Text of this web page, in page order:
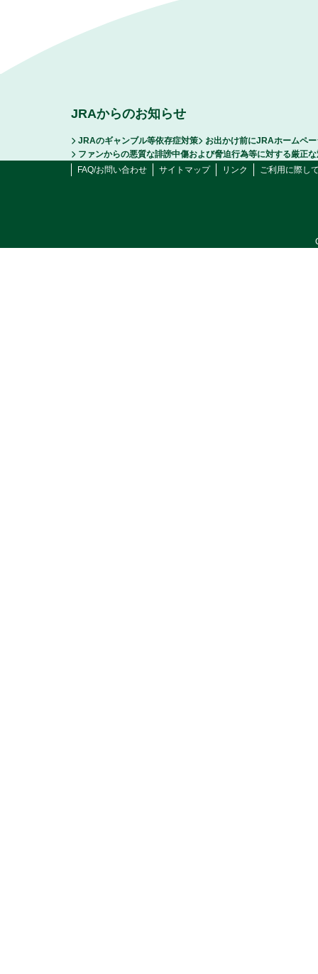
JRAからのお知らせ
JRAのギャンブル等依存症対策
お出かけ前にJRAホームペ
ファンからの悪質な誹謗中傷および脅迫行為等に対する厳正
FAQ/お問い合わせ
サイトマップ リンク ご利用に際し